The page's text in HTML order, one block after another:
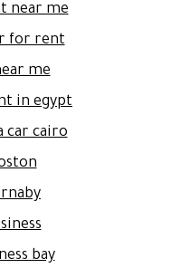
near me\
for rent
me
in egypt
car cairo
bay